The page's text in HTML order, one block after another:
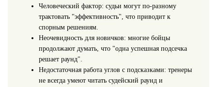
Человеческий фактор: судьи могут по‑разному
трактовать "эффективность", что приводит к
спорным решениям.
Неочевидность для новичков: многие бойцы
продолжают думать, что "одна успешная подсечка
решает раунд".
Недостаточная работа углов с подсказками: тренеры
не всегда умеют читать судейский раунд и